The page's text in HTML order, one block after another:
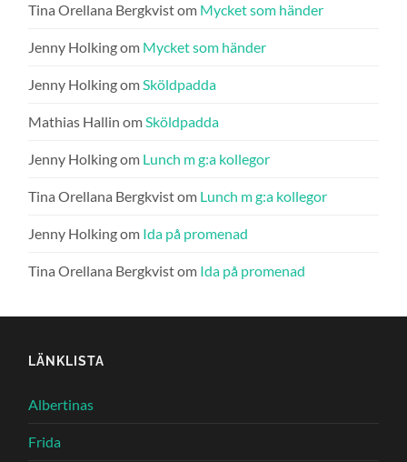
Tina Orellana Bergkvistom Mycket som händer
Jenny Holkingom Mycket som händer
Jenny HolkingomSköldpadda
Mathias Hallin omSköldpadda
Jenny Holkingom Lunch m g:a kollegor
Tina Orellana Bergkvistom Lunch m g:a kollegor
Jenny Holkingom Ida på promenad
Tina Orellana Bergkvistom Ida på promenad
LÄNKLISTA
Albertinas
Frida